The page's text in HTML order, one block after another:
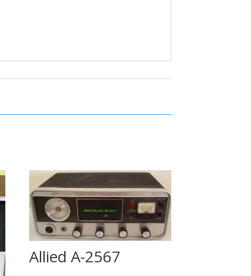
Allied A-2567